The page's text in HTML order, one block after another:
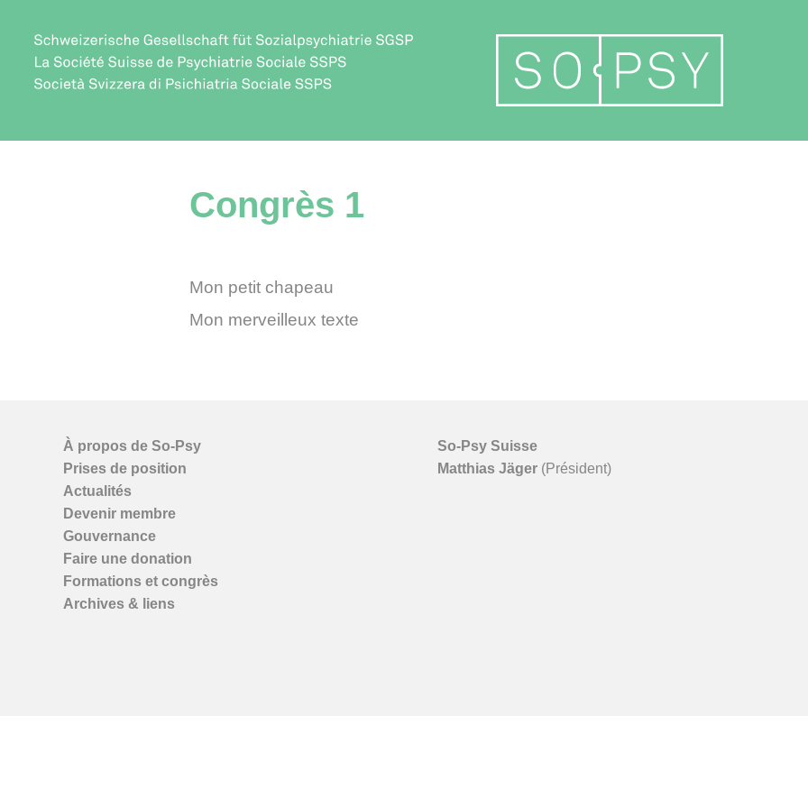
Archives & liens
Congrès 1
Mon petit chapeau
Mon merveilleux texte
À propos de So-Psy
Prises de position
Actualités
Devenir membre
Gouvernance
Faire une donation
Formations et congrès
Archives & liens
So-Psy Suisse
Matthias Jäger(Président)